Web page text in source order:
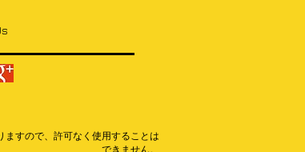
すので、許可なく使用することは
できません。